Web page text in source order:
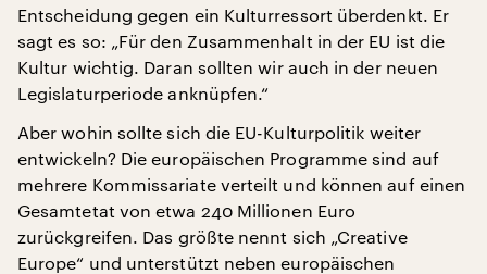
Entscheidung gegen ein Kulturressort überdenkt. Er
sagt es so: „Für den Zusammenhalt in der EU ist die
Kultur wichtig. Daran sollten wir auch in der neuen
Legislaturperiode anknüpfen.“
Aber wohin sollte sich die EU-Kulturpolitik weiter
entwickeln? Die europäischen Programme sind auf
mehrere Kommissariate verteilt und können auf einen
Gesamtetat von etwa 240 Millionen Euro
zurückgreifen. Das größte nennt sich „Creative
Europe“ und unterstützt neben europäischen